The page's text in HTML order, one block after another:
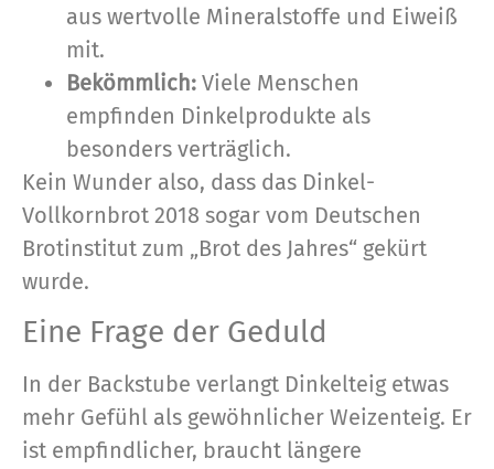
aus wertvolle Mineralstoffe und Eiweiß
mit.
Bekömmlich: Viele Menschen
empfinden Dinkelprodukte als
besonders verträglich.
Kein Wunder also, dass das Dinkel-
Vollkornbrot 2018 sogar vom Deutschen
Brotinstitut zum „Brot des Jahres“ gekürt
wurde.
Eine Frage der Geduld
In der Backstube verlangt Dinkelteig etwas
mehr Gefühl als gewöhnlicher Weizenteig. Er
ist empfindlicher, braucht längere